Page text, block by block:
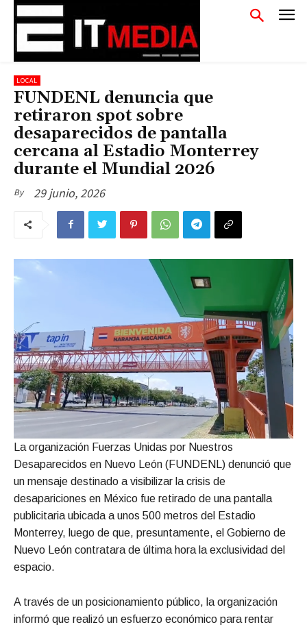
LOCAL
FUNDENL denuncia que
retiraron spot sobre
desaparecidos de pantalla
cercana al Estadio Monterrey
durante el Mundial 2026
By 29 junio, 2026
La organización Fuerzas Unidas por Nuestros
Desaparecidos en Nuevo León (FUNDENL) denunció que
un mensaje destinado a visibilizar la crisis de
desapariciones en México fue retirado de una pantalla
publicitaria ubicada a unos 500 metros del Estadio
Monterrey, luego de que, presuntamente, el Gobierno de
Nuevo León contratara de última hora la exclusividad del
espacio.
A través de un posicionamiento público, la organización
informó que realizó un esfuerzo económico para rentar